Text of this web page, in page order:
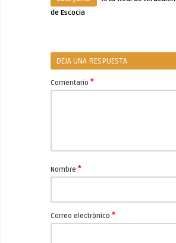
de Escocia
DEJA UNA RESPUESTA
Comentario *
Nombre *
Correo electrónico *